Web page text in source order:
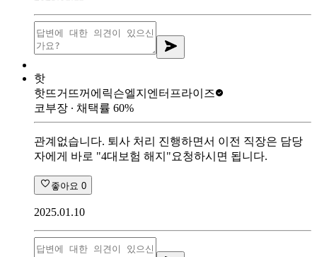
핫
핫뜨거뜨꺼 에릭슨엘지엔터프라이즈
코부장 ∙ 채택률 60%
관계없습니다. 퇴사 처리 진행하면서 이전 직장은 담당
자에게 바로 "4대보험 해지"요청하시면 됩니다.
좋아요 0
2025.01.10